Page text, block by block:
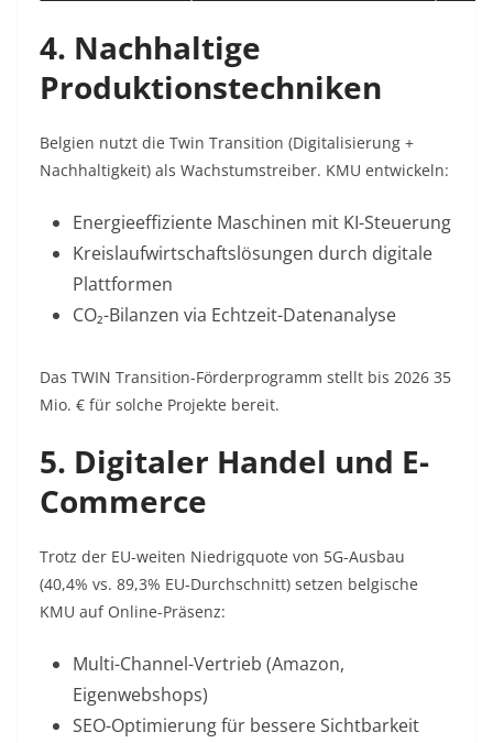
4. Nachhaltige
Produktionstechniken
Belgien nutzt die Twin Transition (Digitalisierung +
Nachhaltigkeit) als Wachstumstreiber. KMU entwickeln:
Energieeffiziente Maschinen mit KI-Steuerung
Kreislaufwirtschaftslösungen durch digitale
Plattformen
CO₂-Bilanzen via Echtzeit-Datenanalyse
Das TWIN Transition-Förderprogramm stellt bis 2026 35
Mio. € für solche Projekte bereit.
5. Digitaler Handel und E-
Commerce
Trotz der EU-weiten Niedrigquote von 5G-Ausbau
(40,4% vs. 89,3% EU-Durchschnitt) setzen belgische
KMU auf Online-Präsenz:
Multi-Channel-Vertrieb (Amazon,
Eigenwebshops)
SEO-Optimierungfür bessere Sichtbarkeit